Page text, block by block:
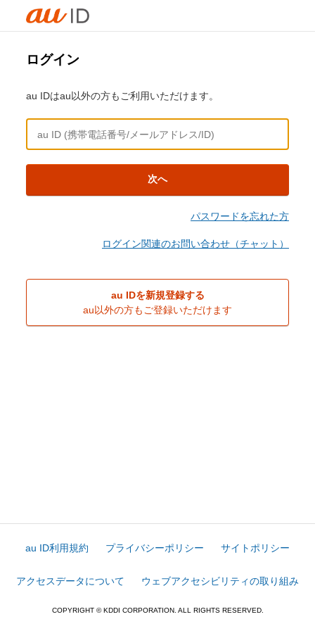
ログイン
au IDはau以外の方もご利用いただけます。
次へ
パスワードを忘れた方
ログイン関連のお問い合わせ（チャット）
au IDを新規登録する
au以外の方もご登録いただけます
au ID利用規約 プライバシーポリシー サイトポリシー
アクセスデータについて ウェブアクセシビリティの取り組み
COPYRIGHT © KDDI CORPORATION. ALL RIGHTS RESERVED.